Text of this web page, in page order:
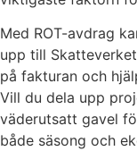
Med ROT-avdrag
upp till
på fakturan och
Vill du dela upp
väderutsatt gavel
både säsong och